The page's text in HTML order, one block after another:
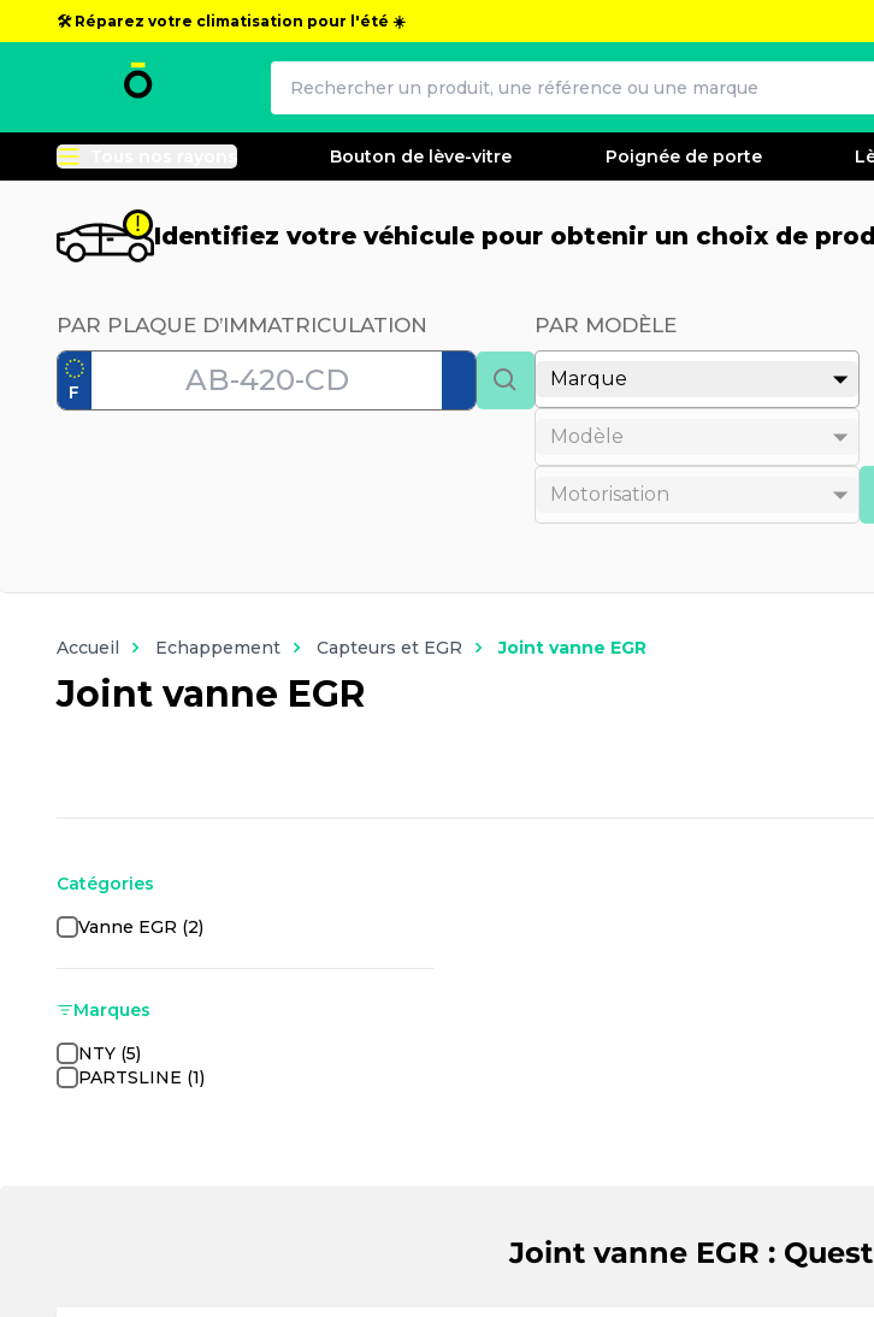
🛠️ Réparez votre climatisation pour l'été ☀️
Tous nos rayons Bouton de lève-vitre Poignée de porte
Identifiez votre véhicule pour obtenir un choix de
PAR PLAQUE D’IMMATRICULATION
F
PAR MODÈLE
Marque
Modèle
Motorisation
Accueil Echappement Capteurs et EGR Joint vanne EGR
Joint vanne EGR
Catégories
Vanne EGR (2)
Marques
NTY (5)
PARTSLINE (1)
Joint vanne EGR :